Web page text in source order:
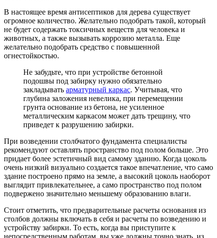
В настоящее время антисептиков для дерева существует
огромное количество. Желательно подобрать такой, который
не будет содержать токсичных веществ для человека и
животных, а также вызывать коррозию металла. Еще
желательно подобрать средство с повышенной
огнестойкостью.
Не забудьте, что при устройстве бетонной
подошвы под забирку нужно обязательно
закладывать арматурный каркас. Учитывая, что
глубина заложения невелика, при перемещении
грунта основание из бетона, не усиленное
металлическим каркасом может дать трещину, что
приведет к разрушению забирки.
При возведении столбчатого фундамента специалисты
рекомендуют оставлять пространство под полом больше. Это
придает более эстетичный вид самому зданию. Когда цоколь
очень низкий визуально создается такое впечатление, что само
здание построено прямо на земле, а высокий цоколь наоборот
выглядит привлекательнее, а само пространство под полом
подвержено значительно меньшему образованию влаги.
Стоит отметить, что предварительные расчеты основания из
столбов должны включать в себя и расчеты по возведению и
устройству забирки. То есть, когда вы приступите к
непосредственным работам, вы уже должны точно знать, из